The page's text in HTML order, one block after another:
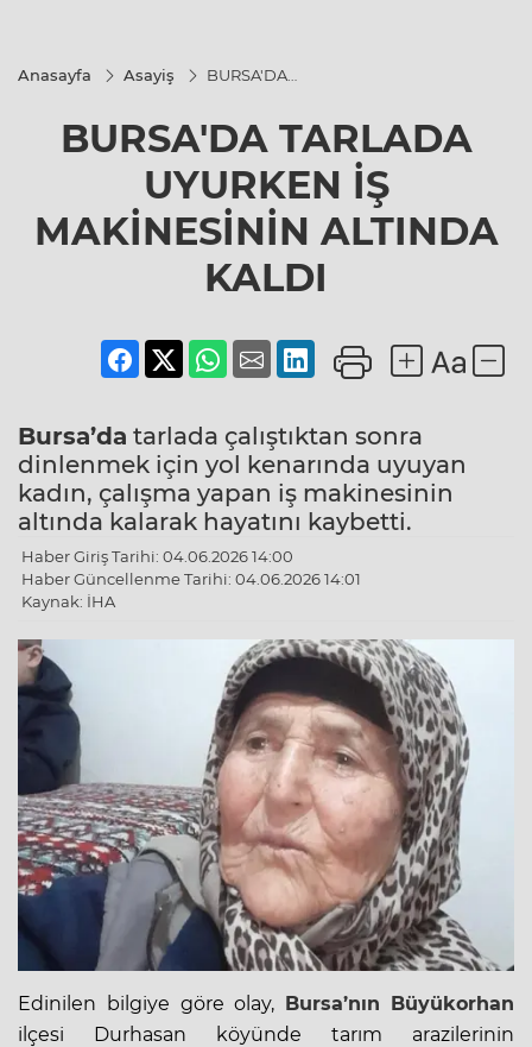
Anasayfa Asayiş
BURSA'DA
MAKİNESİNİN
ALTINDA
KALDI
BURSA'DA TARLADA
UYURKEN İŞ
MAKİNESİNİN ALTINDA
KALDI
Bursa’da tarlada çalıştıktan sonra
dinlenmek için yol kenarında uyuyan
kadın, çalışma yapan iş makinesinin
altında kalarak hayatını kaybetti.
Haber Giriş Tarihi: 04.06.2026 14:00
Haber Güncellenme Tarihi: 04.06.2026 14:01
Kaynak: İHA
Edinilen bilgiye göre olay, Bursa’nın Büyükorhan
ilçesi Durhasan köyünde tarım arazilerinin